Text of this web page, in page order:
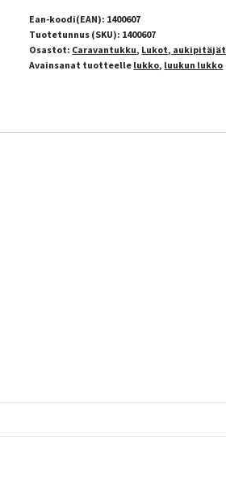
Ean-koodi(EAN): 1400607
Tuotetunnus (SKU): 1400607
Osastot: Caravantukku, Lukot, aukipitäjät
Avainsanat tuotteelle lukko, luukun lukko